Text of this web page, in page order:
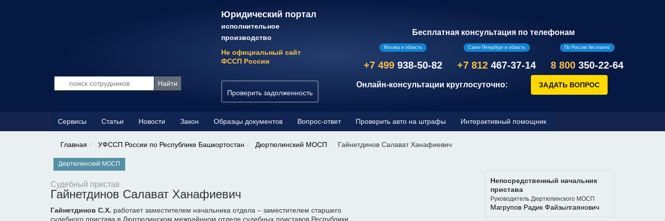
Юридический портал
исполнительное
производство
Не официальный сайт
ФССП России
Проверить задолженность
Бесплатная консультация по телефонам
Москва и область
+7 499 938-50-82
Санкт-Петербург и область
+7 812 467-37-14
По России бесплатно
8 800 350-22-64
Онлайн-консультации круглосуточно:
Сервисы Статьи Новости Закон Образцы документов Вопрос-ответ Проверить авто на штрафы Интерактивный помощник
Главная УФССП России по Республике Башкортостан Дюртюлинский МОСП Гайнетдинов Салават Ханафиевич
Дюртюлинский МОСП
Судебный пристав
Гайнетдинов Салават Ханафиевич
Гайнетдинов С.Х. работает заместителем начальника отдела – заместителем старшего
судебного пристава в Дюртюлинском межрайнном отделе судебных приставов Республики
Непосредственный начальник
пристава
Руководитель Дюртюлинского МОСП
Магрупов Радик Файзылгаянович